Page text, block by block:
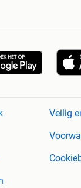
Veilig